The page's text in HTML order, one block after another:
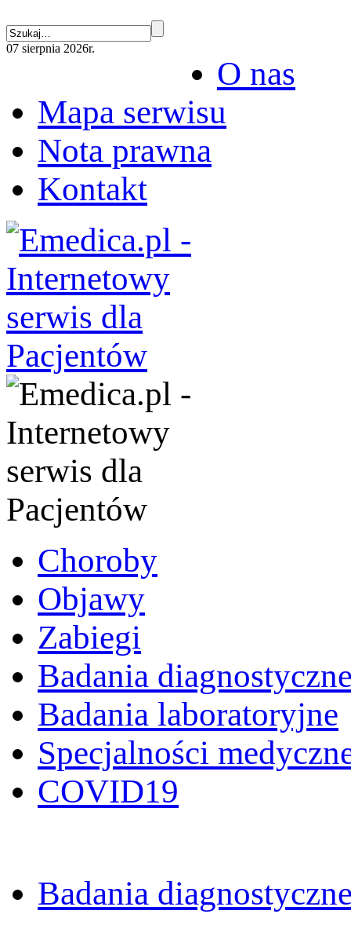
07 sierpnia 2026r.
O nas
Mapa serwisu
Nota prawna
Kontakt
Choroby
Objawy
Zabiegi
Badania
Badania laboratoryjne
Specjalności
COVID19
Badania